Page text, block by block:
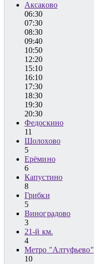
Аксаково
06:30
07:30
08:30
09:40
10:50
12:20
15:10
16:10
17:30
18:30
19:30
20:30
Федоскино
11
Шолохово
5
Ерёмино
6
Капустино
8
Грибки
5
Виноградово
3
21-й км.
4
Метро "Алтуфьево"
10